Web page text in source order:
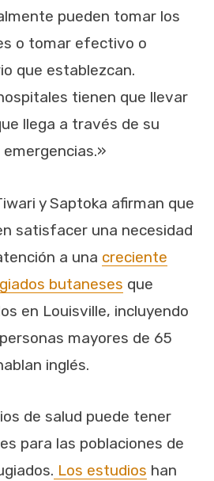
pueden tomar los
o tomar efectivo o
que establezcan.
tienen que llevar
llega a través de su
y Saptoka afirman que
satisfacer una necesidad
a una creciente
butaneses que
en Louisville, incluyendo
mayores de 65
inglés.
de salud puede tener
para las poblaciones de
Los estudios han